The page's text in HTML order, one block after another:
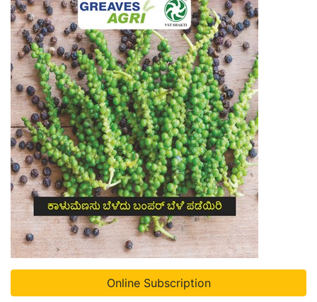
Online Subscription